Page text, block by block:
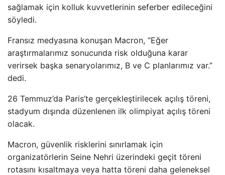
sağlamak için kolluk kuvvetlerinin seferber edileceğini
söyledi.
Fransız medyasına konuşan Macron, “Eğer
araştırmalarımız sonucunda risk olduğuna karar
verirsek başka senaryolarımız, B ve C planlarımız var.”
dedi.
26 Temmuz’da Paris’te gerçekleştirilecek açılış töreni,
stadyum dışında düzenlenen ilk olimpiyat açılış töreni
olacak.
Macron, güvenlik risklerini sınırlamak için
organizatörlerin Seine Nehri üzerindeki geçit töreni
rotasını kısaltmaya veya hatta töreni daha geleneksel